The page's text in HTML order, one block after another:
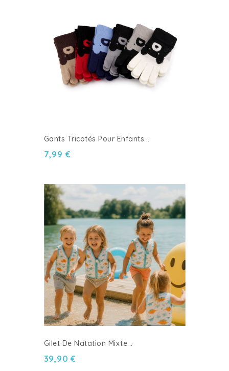
Gants Tricotés Pour Enfants...
7,99 €
Gilet De Natation Mixte...
39,90 €